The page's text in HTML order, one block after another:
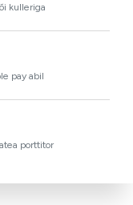
kulleriga
pay abil
porttitor